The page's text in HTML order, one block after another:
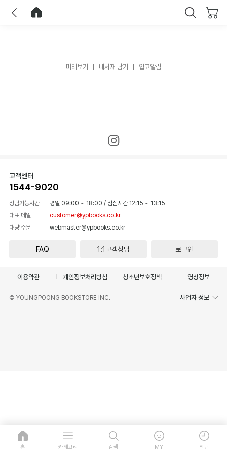
미리보기 내서재 담기 입고알림
고객센터
1544-9020
상담가능시간 평일 09:00 ~ 18:00 / 점심시간 12:15 ~ 13:15
대표 메일
customer@ypbooks.co.kr
대량 주문
webmaster@ypbooks.co.kr
FAQ 1:1고객상담 로그인
이용약관 개인정보처리방침 청소년보호정책 영상정보
© YOUNGPOONG BOOKSTORE INC. 사업자 정보
홈 카테고리 검색 MY 최근